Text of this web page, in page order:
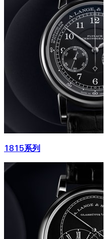
1815系列